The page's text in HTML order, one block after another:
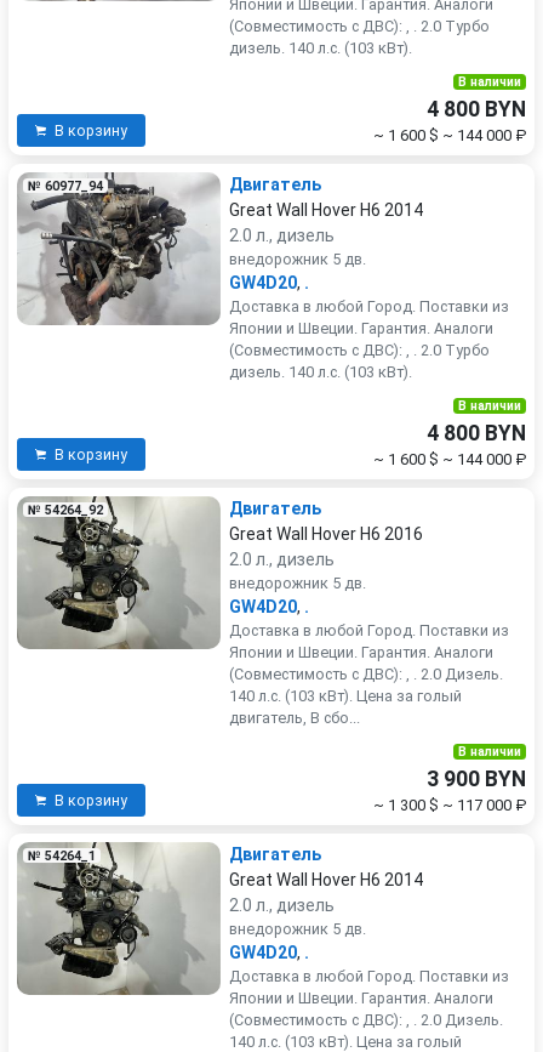
Японии и Швеции. Гарантия. Аналоги
(Совместимость с ДВС): , . 2.0 Турбо
дизель. 140 л.с. (103 кВт).
В корзину
В наличии
4 800 BYN
~ 1 600 $ ~ 144 000 ₽
№ 60977_94
Двигатель
Great Wall Hover H6 2014
2.0 л., дизель
внедорожник 5 дв.
GW4D20, .
Доставка в любой Город. Поставки из
Японии и Швеции. Гарантия. Аналоги
(Совместимость с ДВС): , . 2.0 Турбо
дизель. 140 л.с. (103 кВт).
В корзину
В наличии
4 800 BYN
~ 1 600 $ ~ 144 000 ₽
№ 54264_92
Двигатель
Great Wall Hover H6 2016
2.0 л., дизель
внедорожник 5 дв.
GW4D20, .
Доставка в любой Город. Поставки из
Японии и Швеции. Гарантия. Аналоги
(Совместимость с ДВС): , . 2.0 Дизель.
140 л.с. (103 кВт). Цена за голый
двигатель, В сбо...
В корзину
В наличии
3 900 BYN
~ 1 300 $ ~ 117 000 ₽
№ 54264_1
Двигатель
Great Wall Hover H6 2014
2.0 л., дизель
внедорожник 5 дв.
GW4D20, .
Доставка в любой Город. Поставки из
Японии и Швеции. Гарантия. Аналоги
(Совместимость с ДВС): , . 2.0 Дизель.
140 л.с. (103 кВт). Цена за голый